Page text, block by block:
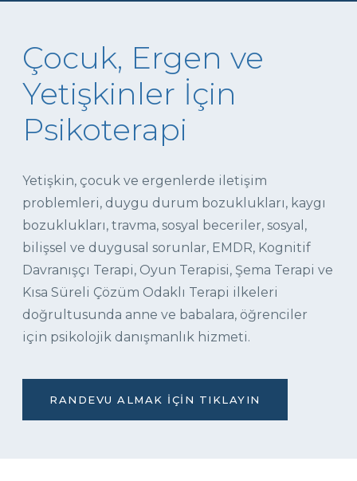
Çocuk, Ergen ve
Yetişkinler İçin
Psikoterapi
Yetişkin, çocuk ve ergenlerde iletişim
problemleri, duygu durum bozuklukları, kaygı
bozuklukları, travma, sosyal beceriler, sosyal,
bilişsel ve duygusal sorunlar, EMDR, Kognitif
Davranışçı Terapi, Oyun Terapisi, Şema Terapi ve
Kısa Süreli Çözüm Odaklı Terapi ilkeleri
doğrultusunda anne ve babalara, öğrenciler
için psikolojik danışmanlık hizmeti.
RANDEVU ALMAK İÇIN TIKLAYIN